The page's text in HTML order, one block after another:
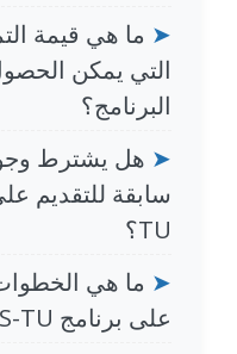
➤ ما هي قيمة
التي يمكن
البرنامج؟
➤ هل يشترط
TU؟
➤ ما هي
على برنامج YES-TU؟